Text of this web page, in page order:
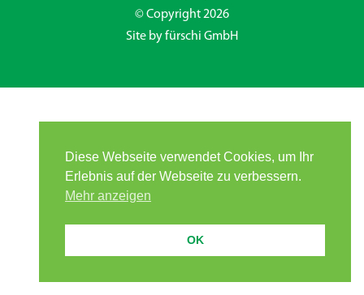
© Copyright 2026
Site byfürschi GmbH
Diese Webseite verwendet Cookies, um Ihr
Erlebnis auf der Webseite zu verbessern.
Mehr anzeigen
OK